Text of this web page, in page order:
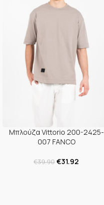
Μπλούζα Vittorio 200-2425-
007 FANCO
€39.90€31.92